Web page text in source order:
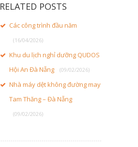
RELATED POSTS
Các công trình đầu năm
(16/04/2026)
Khu du lịch nghỉ dưỡng QUDOS
Hội An Đà Nẵng
(09/02/2026)
Nhà máy dệt không đường may
Tam Thăng – Đà Nẵng
(09/02/2026)